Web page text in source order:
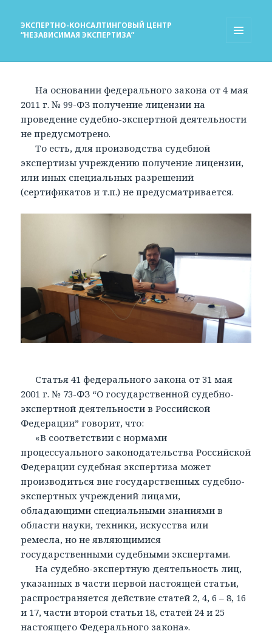
ЭКСПЕРТНО-КОНСАЛТИНГОВЫЙ ЦЕНТР
“НЕЗАВИСИМАЯ ЭКСПЕРТИЗА”
На основании федерального закона от 4 мая
2011 г. № 99-ФЗ получение лицензии на
проведение судебно-экспертной деятельности
не предусмотрено.
То есть, для производства судебной
экспертизы учреждению получение лицензии,
или иных специальных разрешений
(сертификатов и т.п.) не предусматривается.
Статья 41 федерального закона от 31 мая
2001 г. № 73-ФЗ “О государственной судебно-
экспертной деятельности в Российской
Федерации” говорит, что:
«В соответствии с нормами
процессуального законодательства Российской
Федерации судебная экспертиза может
производиться вне государственных судебно-
экспертных учреждений лицами,
обладающими специальными знаниями в
области науки, техники, искусства или
ремесла, но не являющимися
государственными судебными экспертами.
На судебно-экспертную деятельность лиц,
указанных в части первой настоящей статьи,
распространяется действие статей 2, 4, 6 – 8, 16
и 17, части второй статьи 18, статей 24 и 25
настоящего Федерального закона».